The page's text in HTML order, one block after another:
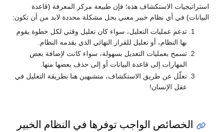
استراتيجيات الاستكشاف هذه؛ فإن طبيعة مركز المعرفة (قاعدة
البيانات) في أي نظام خبير معني بحل مشكلة محددة لابد من أن تكون:
تدعم عمليات التعليل، سواء كان تعليل وقتي لكل خطوة يقوم
بها النظام، أو تعليل للقرار النهائي الذي يقدمه النظام.
تسمح بعمليات التعديل بسهولة، سواء كانت لإضافة بعض
المهارات إلى قاعدة البيانات أو إلى حذف بعضها منها.
تعلّل عن طريق الاستكشاف، متشبهين هنا بطريقة التعليل في
عقل الإنسان!
الخصائص الواجب توفرها في النظام الخبير